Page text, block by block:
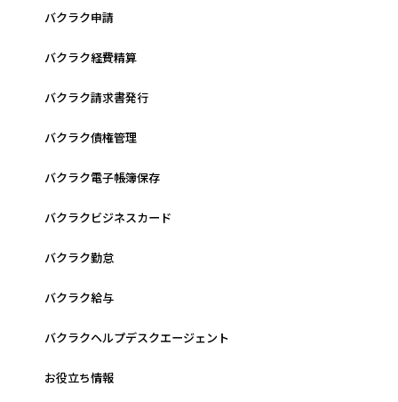
バクラク申請
バクラク経費精算
バクラク請求書発行
バクラク債権管理
バクラク電子帳簿保存
バクラクビジネスカード
バクラク勤怠
バクラク給与
バクラクヘルプデスクエージェント
お役立ち情報